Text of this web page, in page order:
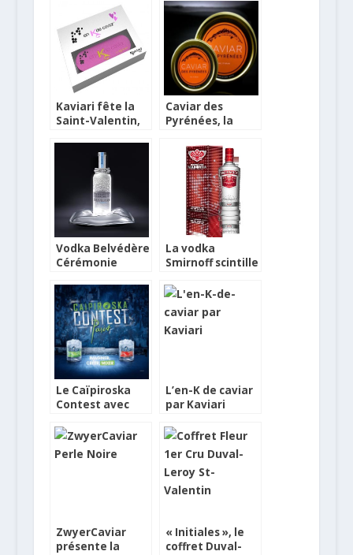
Kaviari fête la
Saint-Valentin,
Caviar des
Pyrénées, la
montagnes
Vodka Belvédère
Cérémonie
La vodka
Smirnoff scintille
Le Caïpiroska
Contest avec
L’en-K de caviar
par Kaviari
ZwyerCaviar
présente la
« Initiales », le
coffret Duval-